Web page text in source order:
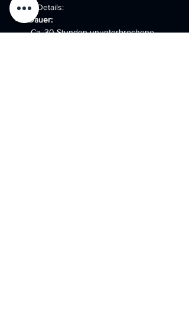
Event-Details:
Dauer:
Ca. 30 Stunden ununterbrochene